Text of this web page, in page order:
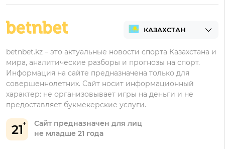
Кешбэк
Бонусы Ubet
Бонусы Фонбет
Бонусы Винлайн
Бонусы Тенниси
Регистрация в Ubet
Регистрация в Олимпбет
21
Сайт предназначен для лиц
не младше 21 года
betnbet.kz – это актуальные новости спорта Казахстана и
мира, аналитические разборы и прогнозы на спорт.
Информация на сайте предназначена только для
совершеннолетних. Сайт носит информационный
характер: не организовывает игры на деньги и не
предоставляет букмекерские услуги.